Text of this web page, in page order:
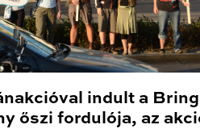
indult a
őszi fordulója, az